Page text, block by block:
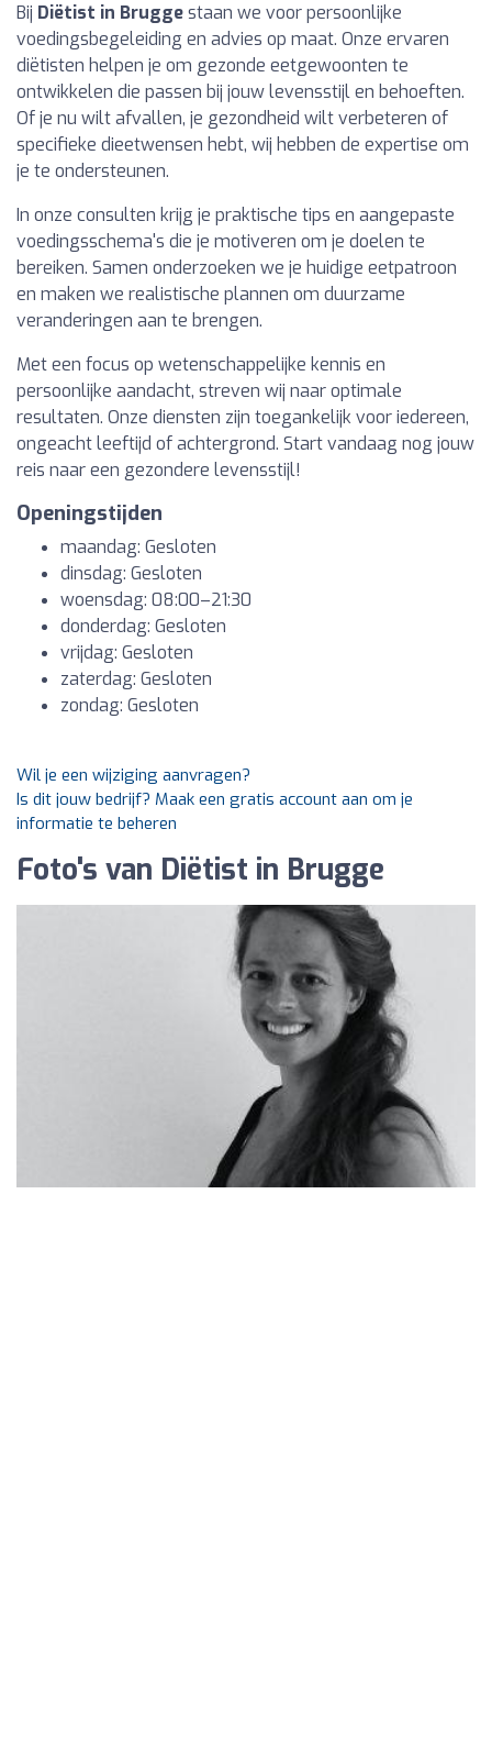
Bij Diëtist in Bruggestaan we voor persoonlijke
voedingsbegeleiding en advies op maat. Onze ervaren
diëtisten helpen je om gezonde eetgewoonten te
ontwikkelen die passen bij jouw levensstijl en behoeften.
Of je nu wilt afvallen, je gezondheid wilt verbeteren of
specifieke dieetwensen hebt, wij hebben de expertise om
je te ondersteunen.
In onze consulten krijg je praktische tips en aangepaste
voedingsschema's die je motiveren om je doelen te
bereiken. Samen onderzoeken we je huidige eetpatroon
en maken we realistische plannen om duurzame
veranderingen aan te brengen.
Met een focus op wetenschappelijke kennis en
persoonlijke aandacht, streven wij naar optimale
resultaten. Onze diensten zijn toegankelijk voor iedereen,
ongeacht leeftijd of achtergrond. Start vandaag nog jouw
reis naar een gezondere levensstijl!
Openingstijden
maandag: Gesloten
dinsdag: Gesloten
woensdag: 08:00–21:30
donderdag: Gesloten
vrijdag: Gesloten
zaterdag: Gesloten
zondag: Gesloten
Wil je een wijziging aanvragen?
Is dit jouw bedrijf? Maak een gratis account aan om je
informatie te beheren
Foto's van Diëtist in Brugge